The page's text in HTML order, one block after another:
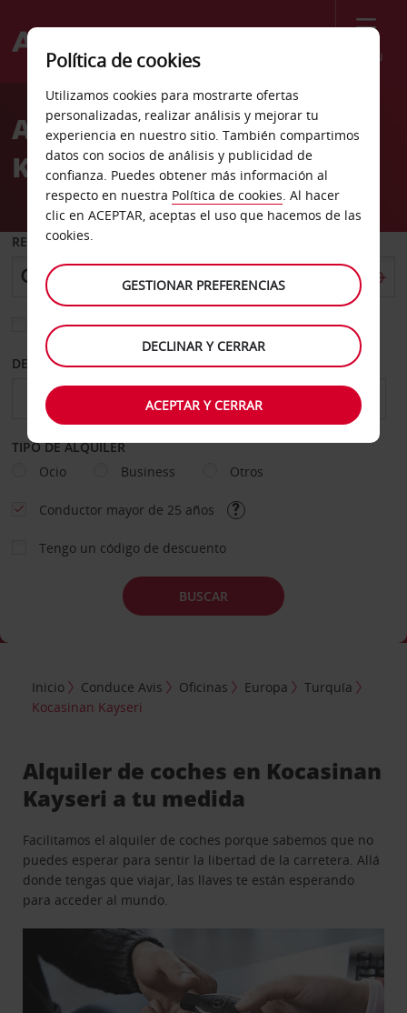
Menú
Welcome
AvisAlquiler de coches
Kocasinan Kayseri
RECOGER EN
Elegir otra oficina de devolución
DESDE HASTA
TIPO DE ALQUILER
Ocio
Business Otros
Conductor mayor de 25 años
Tengo un código de descuento
BUSCAR
Inicio Conduce Avis Oficinas Europa
Turquía
Kocasinan Kayseri
Alquiler de coches en Kocasinan
Kayseri a tu medida
Facilitamos el alquiler de coches porque sabemos que no
puedes esperar para sentir la libertad de la carretera. Allá
donde tengas que viajar, las llaves te están esperando
para acceder al mundo.
Política de cookies
Utilizamos cookies para mostrarte ofertas
personalizadas, realizar análisis y mejorar tu
experiencia en nuestro sitio. También compartimos
datos con socios de análisis y publicidad de
confianza. Puedes obtener más información al
respecto en nuestra Política de cookies. Al hacer
clic en ACEPTAR, aceptas el uso que hacemos de las
cookies.
GESTIONAR PREFERENCIAS
DECLINAR Y CERRAR
ACEPTAR Y CERRAR